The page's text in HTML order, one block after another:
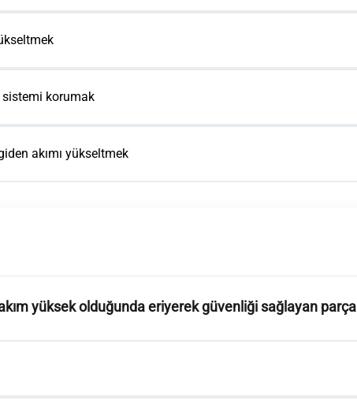
sistemi korumak
akımı yükseltmek
yüksek olduğunda eriyerek güvenliği sağlayan parça